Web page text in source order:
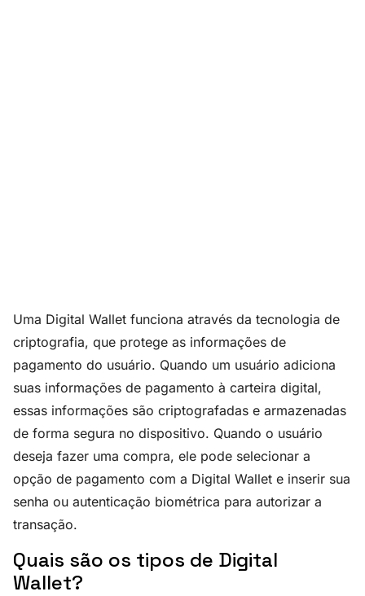
Uma Digital Wallet funciona através da tecnologia de
criptografia, que protege as informações de
pagamento do usuário. Quando um usuário adiciona
suas informações de pagamento à carteira digital,
essas informações são criptografadas e armazenadas
de forma segura no dispositivo. Quando o usuário
deseja fazer uma compra, ele pode selecionar a
opção de pagamento com a Digital Wallet e inserir sua
senha ou autenticação biométrica para autorizar a
transação.
Quais são os tipos de Digital
Wallet?